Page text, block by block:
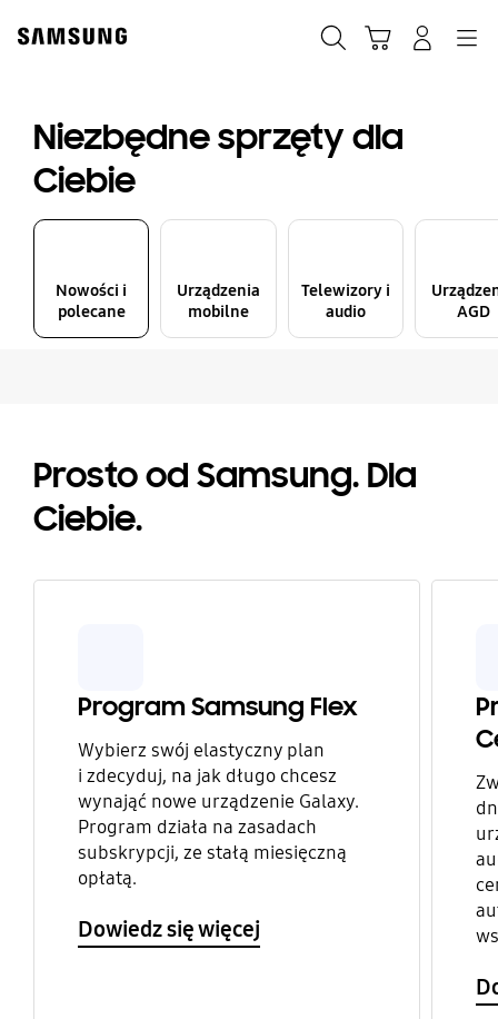
content
Niezbędne sprzęty dla
Ciebie
Nowości i
polecane
Urządzenia
mobilne
Telewizory i
audio
AGD
Prosto od Samsung. Dla
Ciebie.
Program Samsung Flex
Wybierz swój elastyczny plan
i zdecyduj, na jak długo chcesz
wynająć nowe urządzenie Galaxy.
Program działa na zasadach
subskrypcji, ze stałą miesięczną
opłatą.
Dowiedz się więcej